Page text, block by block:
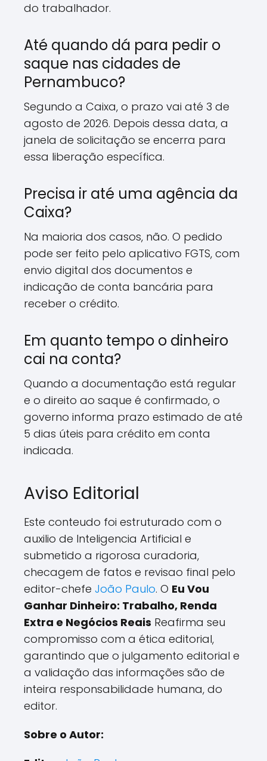
do trabalhador.
Até quando dá para pedir o
saque nas cidades de
Pernambuco?
Segundo a Caixa, o prazo vai até 3 de
agosto de 2026. Depois dessa data, a
janela de solicitação se encerra para
essa liberação específica.
Precisa ir até uma agência da
Caixa?
Na maioria dos casos, não. O pedido
pode ser feito pelo aplicativo FGTS, com
envio digital dos documentos e
indicação de conta bancária para
receber o crédito.
Em quanto tempo o dinheiro
cai na conta?
Quando a documentação está regular
e o direito ao saque é confirmado, o
governo informa prazo estimado de até
5 dias úteis para crédito em conta
indicada.
Aviso Editorial
Este conteudo foi estruturado com o
auxilio de Inteligencia Artificial e
submetido a rigorosa curadoria,
checagem de fatos e revisao final pelo
editor-chefe João Paulo. O Eu Vou
Ganhar Dinheiro: Trabalho, Renda
Extra e Negócios Reais Reafirma seu
compromisso com a ética editorial,
garantindo que o julgamento editorial e
a validação das informações são de
inteira responsabilidade humana, do
editor.
Sobre o Autor: